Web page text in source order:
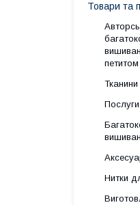
Товари та
петитом
Послуги
Нитки